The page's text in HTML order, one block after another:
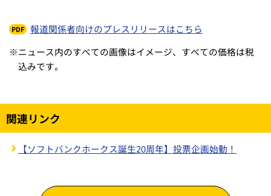
報道関係者向けのプレスリリースはこちら
※ニュース内のすべての画像はイメージ、すべての価格は税
込みです。
関連リンク
【ソフトバンクホークス誕生20周年】投票企画始動！